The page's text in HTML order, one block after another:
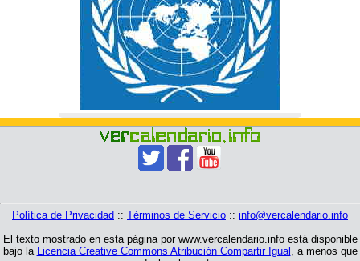
Política de Privacidad :: Términos de Servicio :: info@vercalendario.info
El texto mostrado en esta página por www.vercalendario.info está disponible
bajo la Licencia Creative Commons Atribución Compartir Igual , a menos que